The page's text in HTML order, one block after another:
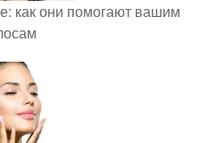
как они помогают вашим